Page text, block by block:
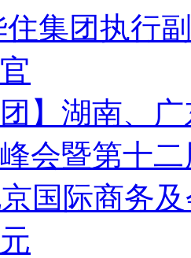
住集团执行
团】湖南、
会暨第十
国际商务